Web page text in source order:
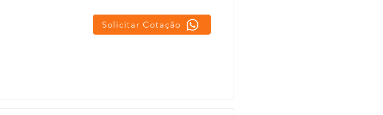
Solicitar Cotação